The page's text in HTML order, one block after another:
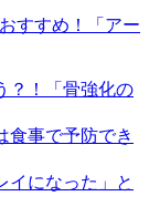
すすめ！「アー
？！「骨強化の
食事で予防でき
イになった」と